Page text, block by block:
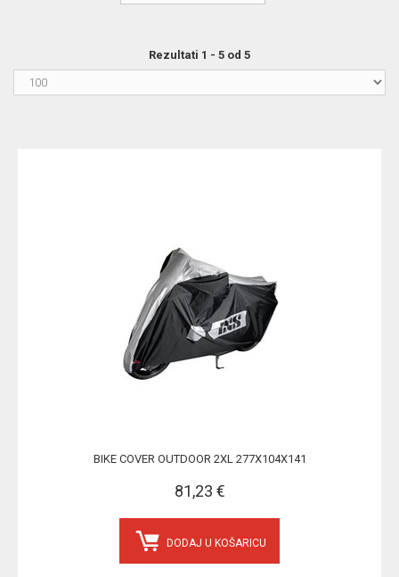
Rezultati 1 - 5 od 5
BIKE COVER OUTDOOR 2XL 277X104X141
81,23 €
DODAJ U KOŠARICU